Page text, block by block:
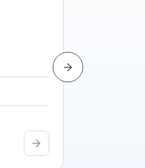
arrow_forward